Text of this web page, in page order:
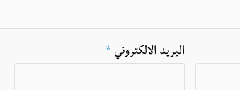
البريد الالكتروني *